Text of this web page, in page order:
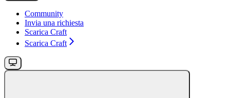
Community
Invia una richiesta
Scarica Craft
Scarica Craft